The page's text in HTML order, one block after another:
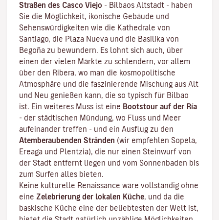
Straßen des Casco Viejo - Bilbaos Altstadt - haben
Sie die Möglichkeit, ikonische Gebäude und
Sehenswürdigkeiten wie die Kathedrale von
Santiago, die Plaza Nueva und die Basilika von
Begoña zu bewundern. Es lohnt sich auch, über
einen der vielen Märkte zu schlendern, vor allem
über den Ribera, wo man die kosmopolitische
Atmosphäre und die faszinierende Mischung aus Alt
und Neu genießen kann, die so typisch für Bilbao
ist. Ein weiteres Muss ist eine Bootstour auf der Ría
- der städtischen Mündung, wo Fluss und Meer
aufeinander treffen - und ein Ausflug zu den
Atemberaubenden Stränden (wir empfehlen Sopela,
Ereaga und Plentzia), die nur einen Steinwurf von
der Stadt entfernt liegen und vom Sonnenbaden bis
zum Surfen alles bieten.
Keine kulturelle Renaissance wäre vollständig ohne
eine Zelebrierung der lokalen Küche, und da die
baskische Küche eine der beliebtesten der Welt ist,